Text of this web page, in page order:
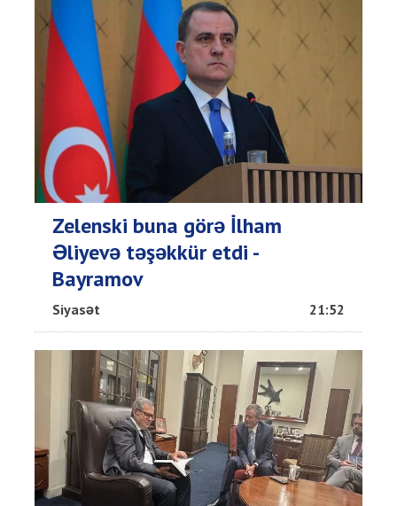
Zelenski buna görə İlham
Əliyevə təşəkkür etdi -
Bayramov
Siyasət 21:52